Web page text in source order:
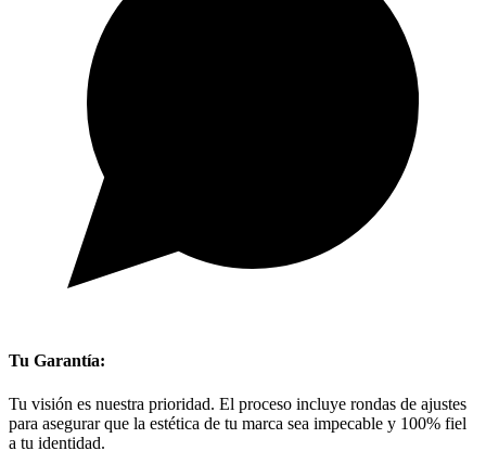
Tu Garantía:
Tu visión es nuestra prioridad. El proceso incluye rondas de ajustes
para asegurar que la estética de tu marca sea impecable y 100% fiel
a tu identidad.